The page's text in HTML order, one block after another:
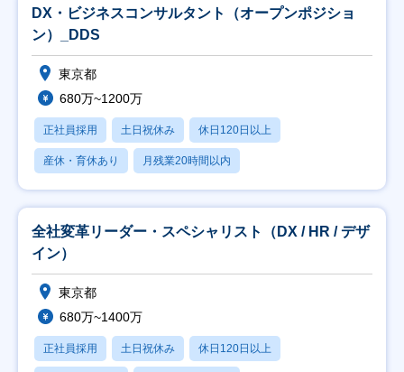
DX・ビジネスコンサルタント（オープンポジショ
ン）_DDS
東京都
680万~1200万
正社員採用 土日祝休み 休日120日以上
産休・育休あり 月残業20時間以内
全社変革リーダー・スペシャリスト（DX / HR / デザ
イン）
東京都
680万~1400万
正社員採用 土日祝休み 休日120日以上